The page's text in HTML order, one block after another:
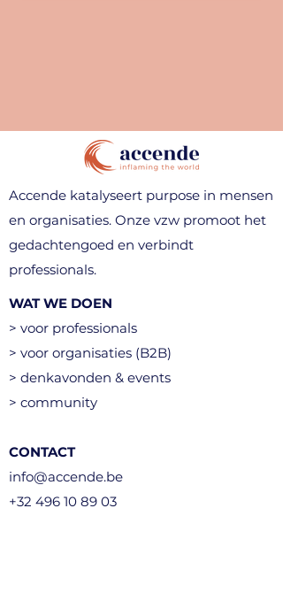
Accende katalyseert purpose in mensen
en organisaties. Onze vzw promoot het
gedachtengoed en verbindt
professionals.
WAT WE DOEN
> voor professionals
> voor organisaties (B2B)
> denkavonden & events
> community
CONTACT
info@accende.be
+32 496 10 89 03